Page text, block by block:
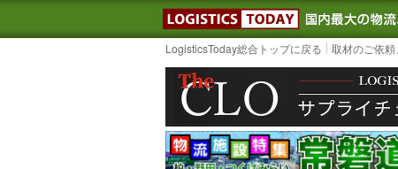
LOGISTICS
LogisticsToday総合トップに戻る 取材のご依